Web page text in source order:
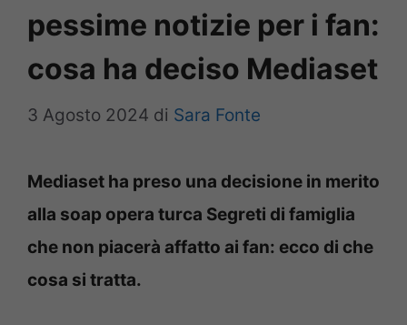
pessime notizie per i fan:
cosa ha deciso Mediaset
3 Agosto 2024 di Sara Fonte
Mediaset ha preso una decisione in merito
alla soap opera turca Segreti di famiglia
che non piacerà affatto ai fan: ecco di che
cosa si tratta.